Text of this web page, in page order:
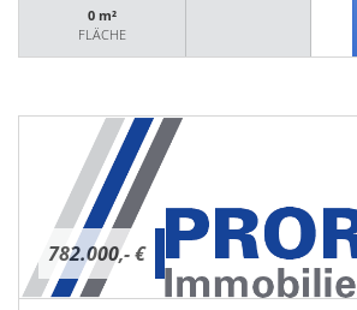
0 m²
FLÄCHE
782.000,- €